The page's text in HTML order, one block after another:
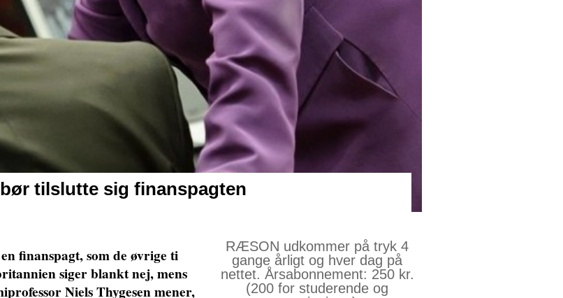
tilslutte sig finanspagten
finanspagt, som de øvrige ti
siger blankt nej, mens
Niels Thygesen mener,
RÆSON udkommer på tryk 4
gange årligt og hver dag på
nettet. Årsabonnement: 250 kr.
(200 for studerende og